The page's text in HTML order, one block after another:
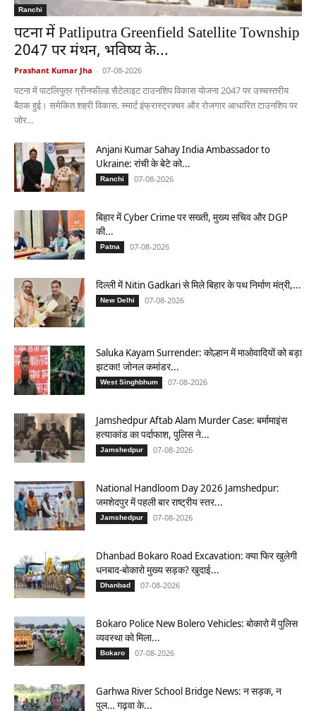
Ranchi
पटना में Patliputra Greenfield Satellite Township
2047 पर मंथन, भविष्य के...
Prashant Kumar Jha - 07-08-2026
पटना में पाटलिपुत्र ग्रीनफील्ड सैटेलाइट टाउनशिप विकास योजना 2047 पर उच्चस्तरीय
बैठक हुई। समेकित शहरी विकास, स्मार्ट इंफ्रास्ट्रक्चर और रोजगार आधारित टाउनशिप पर
जोर...
Anjani Kumar Sahay India Ambassador to
Ukraine: रांची के बेटे को...
Ranchi 07-08-2026
बिहार में Cyber Crime पर सख्ती, मुख्य सचिव और DGP
की...
Patna 07-08-2026
दिल्ली में Nitin Gadkari से मिले बिहार के पथ निर्माण मंत्री,...
New Delhi 07-08-2026
Saluka Kayam Surrender: कोल्हान में माओवादियों को बड़ा
झटका! जोनल कमांडर...
West Singhbhum 07-08-2026
Jamshedpur Aftab Alam Murder Case: बर्मामाइंस
हत्याकांड का पर्दाफाश, पुलिस ने...
Jamshedpur 07-08-2026
National Handloom Day 2026 Jamshedpur:
जमशेदपुर में पहली बार राष्ट्रीय स्तर...
Jamshedpur 07-08-2026
Dhanbad Bokaro Road Excavation: क्या फिर खुलेगी
धनबाद-बोकारो मुख्य सड़क? खुदाई...
Dhanbad 07-08-2026
Bokaro Police New Bolero Vehicles: बोकारो में पुलिस
व्यवस्था को मिला...
Bokaro 07-08-2026
Garhwa River School Bridge News: न सड़क, न
पुल… गढ़वा के...